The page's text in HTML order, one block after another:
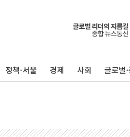
정책·서울 경제 사회 글로벌